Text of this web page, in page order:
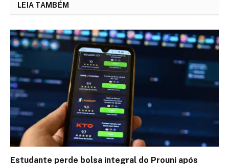
LEIA TAMBÉM
Estudante perde bolsa integral do Prouni após